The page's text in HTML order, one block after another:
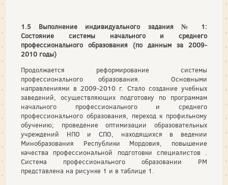
1.5 Выполнение индивидуального задания № 1:
Состояние системы начального и среднего
профессионального образования (по данным за 2009-
2010 годы)
Продолжается реформирование системы
профессионального образования. Основными
направлениями в 2009-2010 г. Стало создание учебных
заведений, осуществляющих подготовку по программам
начального профессионального и среднего
профессионального образования, переход к профильному
обучению; проведение оптимизации образовательных
учреждений НПО и СПО, находящихся в ведении
Минобразования Республики Мордовия, повышение
качества профессиональной подготовки специалистов .
Система профессионального образовании РМ
представлена на рисунке 1 и в таблице 1.